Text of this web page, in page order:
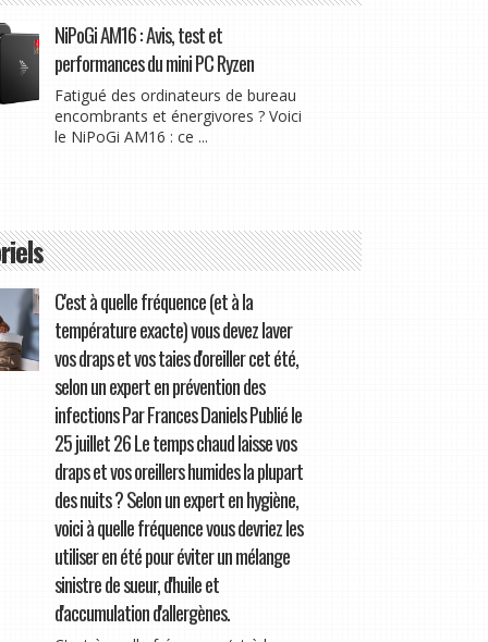
NiPoGi AM16 : Avis, test et
performances du mini PC Ryzen
Fatigué des ordinateurs de bureau
encombrants et énergivores ? Voici
le NiPoGi AM16 : ce ...
C'est à quelle fréquence (et à la
température exacte) vous devez laver
vos draps et vos taies d'oreiller cet été,
selon un expert en prévention des
infections Par Frances Daniels Publié le
25 juillet 26 Le temps chaud laisse vos
draps et vos oreillers humides la plupart
des nuits ? Selon un expert en hygiène,
voici à quelle fréquence vous devriez les
utiliser en été pour éviter un mélange
sinistre de sueur, d'huile et
d'accumulation d'allergènes.